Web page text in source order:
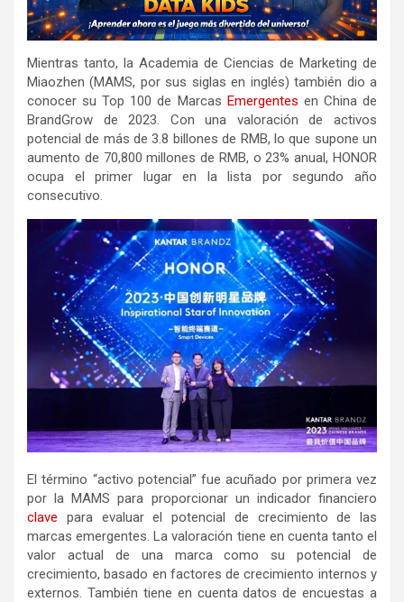
Mientras tanto, la Academia de Ciencias de Marketing de
Miaozhen (MAMS, por sus siglas en inglés) también dio a
conocer su Top 100 de Marcas Emergentes en China de
BrandGrow de 2023. Con una valoración de activos
potencial de más de 3.8 billones de RMB, lo que supone un
aumento de 70,800 millones de RMB, o 23% anual, HONOR
ocupa el primer lugar en la lista por segundo año
consecutivo.
El término “activo potencial” fue acuñado por primera vez
por la MAMS para proporcionar un indicador financiero
clave para evaluar el potencial de crecimiento de las
marcas emergentes. La valoración tiene en cuenta tanto el
valor actual de una marca como su potencial de
crecimiento, basado en factores de crecimiento internos y
externos. También tiene en cuenta datos de encuestas a